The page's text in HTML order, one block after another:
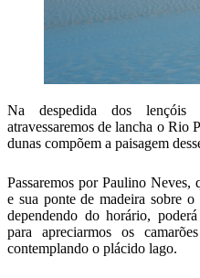
Na despedida dos lençóis
atravessaremos de lancha o Rio
dunas compõem a paisagem
Passaremos por Paulino Neves,
e sua ponte de madeira sobre
dependendo do horário,
para apreciarmos os
contemplando o plácido lago.